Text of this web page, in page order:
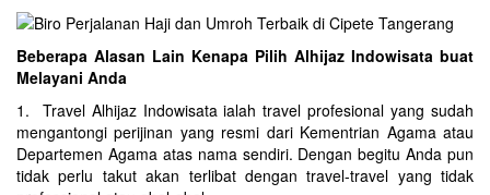
Beberapa Alasan Lain Kenapa Pilih Alhijaz Indowisata buat
Melayani Anda
1. Travel Alhijaz Indowisata ialah travel profesional yang sudah
mengantongi perijinan yang resmi dari Kementrian Agama atau
Departemen Agama atas nama sendiri. Dengan begitu Anda pun
tidak perlu takut akan terlibat dengan travel-travel yang tidak